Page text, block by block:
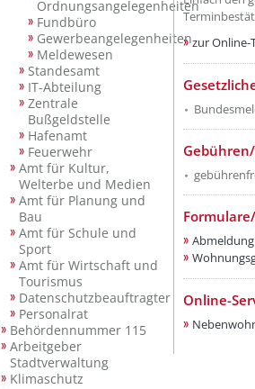
Ordnungsangelegenheiten
Fundbüro
Gewerbeangelegenheiten
Meldewesen
Standesamt
IT-Abteilung
Zentrale
Bußgeldstelle
Hafenamt
Feuerwehr
Amt für Kultur,
Welterbe und Medien
Amt für Planung und
Bau
Amt für Schule und
Sport
Amt für Wirtschaft und
Tourismus
Datenschutzbeauftragter
Personalrat
Behördennummer 115
Arbeitgeber
Stadtverwaltung
Klimaschutz
zur Online-
Abmeldung
Online-